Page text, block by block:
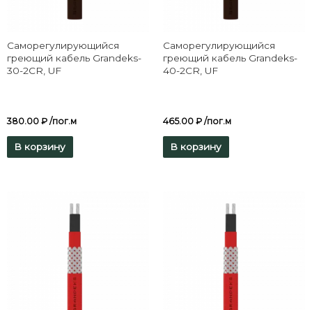
Саморегулирующийся
греющий кабель Grandeks-
30-2CR, UF
380.00 ₽ /пог.м
В корзину
Саморегулирующийся
греющий кабель Grandeks-
40-2CR, UF
465.00 ₽ /пог.м
В корзину